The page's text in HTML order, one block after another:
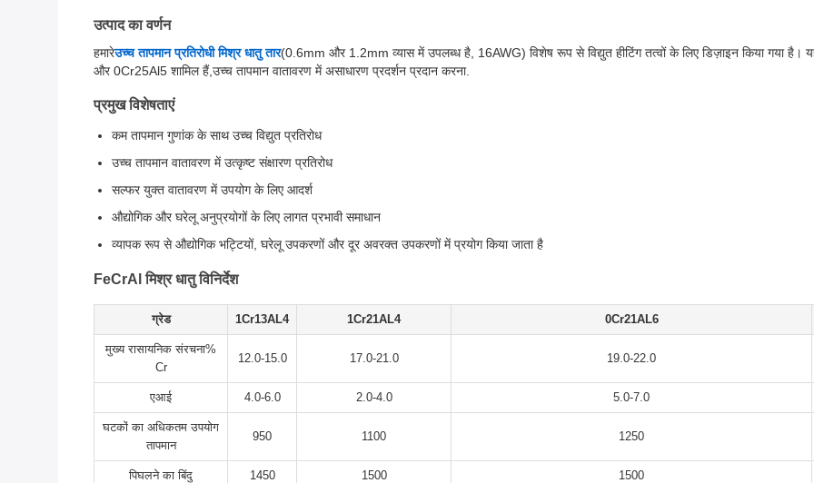
उत्पाद का वर्णन
हमारेउच्च तापमान प्रतिरोधी मिश्र धातु तार(0.6mm और 1.2mm व्यास में उपलब्ध है, 16AWG) विशेष रूप से विद्युत हीटिंग तत्वों के लिए डिज़ाइन किया गया है। यह
और 0Cr25Al5 शामिल हैं,उच्च तापमान वातावरण में असाधारण प्रदर्शन प्रदान करना.
प्रमुख विशेषताएं
कम तापमान गुणांक के साथ उच्च विद्युत प्रतिरोध
उच्च तापमान वातावरण में उत्कृष्ट संक्षारण प्रतिरोध
सल्फर युक्त वातावरण में उपयोग के लिए आदर्श
औद्योगिक और घरेलू अनुप्रयोगों के लिए लागत प्रभावी समाधान
व्यापक रूप से औद्योगिक भट्टियों, घरेलू उपकरणों और दूर अवरक्त उपकरणों में प्रयोग किया जाता है
FeCrAl मिश्र धातु विनिर्देश
ग्रेड 1Cr13AL4 1Cr21AL4 0Cr21AL6
मुख्य रासायनिक संरचना%
Cr
12.0-15.0 17.0-21.0 19.0-22.0
एआई 4.0-6.0 2.0-4.0 5.0-7.0
घटकों का अधिकतम उपयोग
तापमान
950 1100 1250
पिघलने का बिंदु 1450 1500 1500